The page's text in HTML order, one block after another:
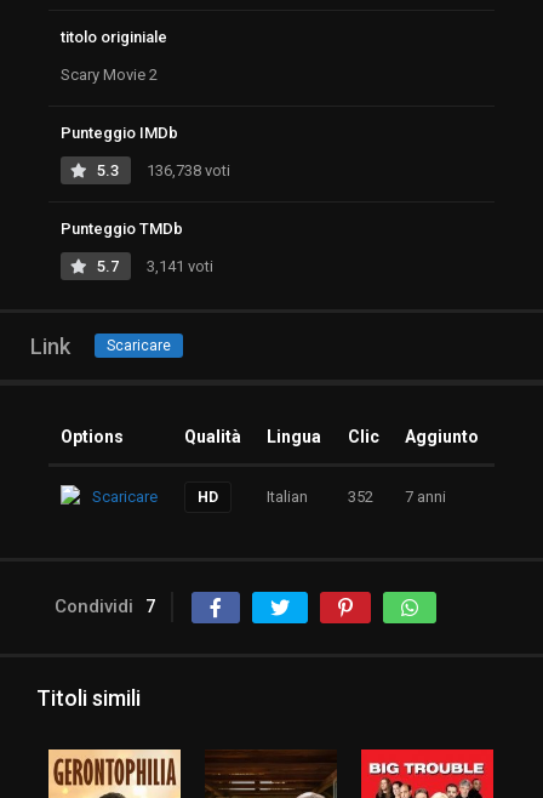
titolo originiale
Scary Movie 2
Punteggio IMDb
5.3 136,738 voti
Punteggio TMDb
5.7 3,141 voti
Link Scaricare
Options Qualità Lingua Clic Aggiunto
Scaricare HD Italian 352 7 anni
Condividi 7
Titoli simili